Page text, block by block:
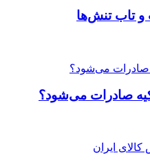
و تاب تنش‌ها
صادرات می‌شود؟